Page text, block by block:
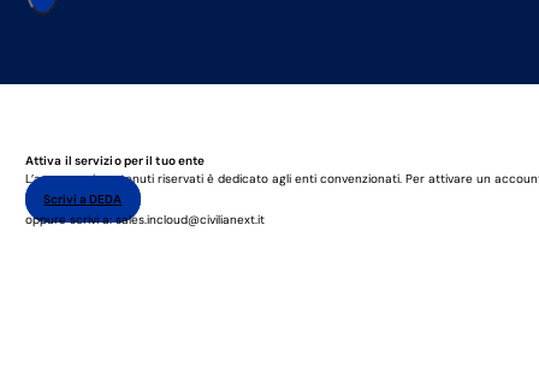
Attiva il servizio per il tuo ente
L’accesso ai contenuti riservati è dedicato agli enti convenzionati. Per attivare un
Scrivi a DEDA
oppure scrivi a: sales.incloud@civilianext.it